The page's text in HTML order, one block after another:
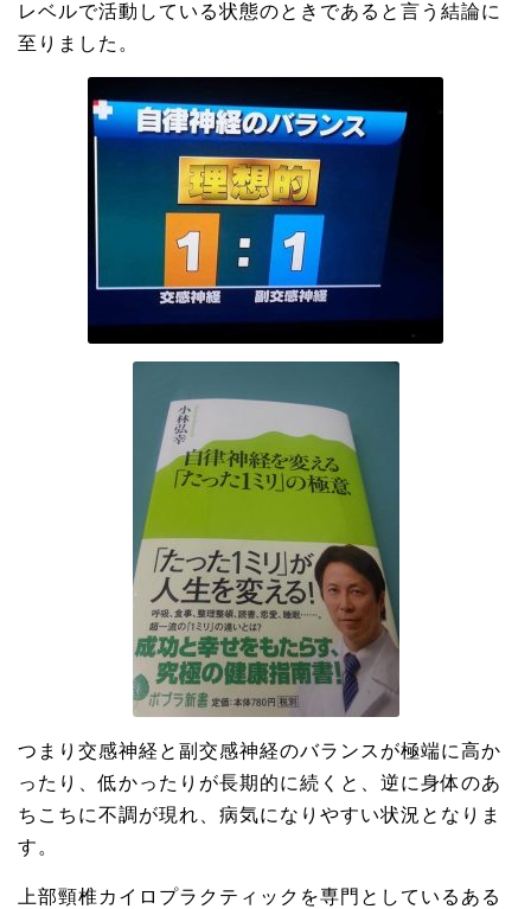
レベルで活動している状態のときであると言う結論に
至りました。
つまり交感神経と副交感神経のバランスが極端に高か
ったり、低かったりが長期的に続くと、逆に身体のあ
ちこちに不調が現れ、病気になりやすい状況となりま
す。
上部頸椎カイロプラクティックを専門としているある